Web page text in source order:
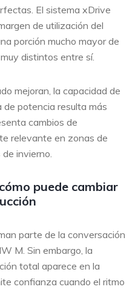
El sistema xDrive
de utilización del
porción mucho mayor de
distintos entre sí.
mejoran, la capacidad de
potencia resulta más
cambios de
relevante en zonas de
invierno.
puede cambiar
parte de la conversación
M. Sin embargo, la
total aparece en la
confianza cuando el ritmo